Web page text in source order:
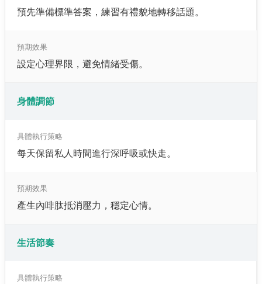
預先準備標準答案，練習有禮貌地轉移話題。
預期效果
設定心理界限，避免情緒受傷。
身體調節
具體執行策略
每天保留私人時間進行深呼吸或快走。
預期效果
產生內啡肽抵消壓力，穩定心情。
生活節奏
具體執行策略